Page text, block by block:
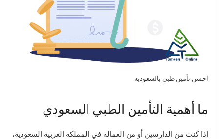
احسن تأمين طبي بالسعوديه
ما أهمية التأمين الطبي السعودي
إذا كنت من الدارسين أو من العمالة في المملكة العربية السعودية،